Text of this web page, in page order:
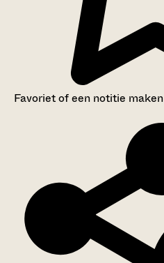
Favoriet of een notitie maken